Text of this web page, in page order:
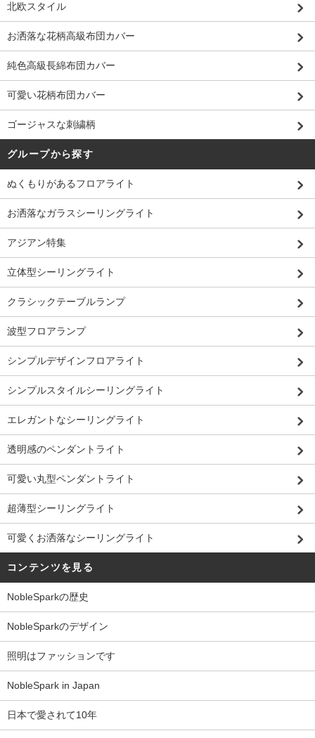
北欧スタイル
お洒落な花柄高級布団カバー
純色高級長綿布団カバー
可愛い花柄布団カバー
ゴージャスな刺繍柄
グループから探す
ぬくもりがあるフロアライト
お洒落なガラスシーリングライト
アジアン特集
立体型シーリングライト
クラシックテーブルランプ
波型フロアランプ
シンプルデザインフロアライト
シンプルスタイルシーリングライト
エレガントなシーリングライト
透明感のペンダントライト
可愛い丸型ペンダントライト
超薄型シーリングライト
可愛くお洒落なシーリングライト
コンテンツを見る
NobleSparkの歴史
NobleSparkのデザイン
照明はファッションです
NobleSpark in Japan
日本で愛されて10年